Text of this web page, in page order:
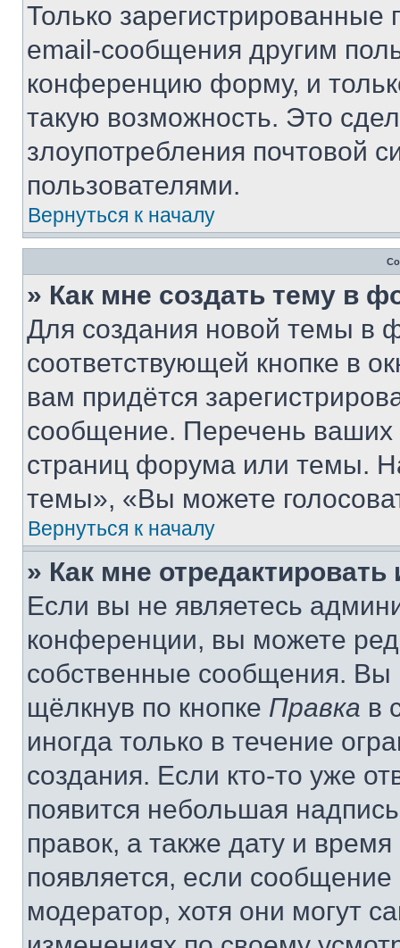
Только зарегистрированные
email-сообщения другим
конференцию форму, и
такую возможность. Это
злоупотребления почтовой
пользователями.
Вернуться к началу
» Как мне создать тему в
Для создания новой темы в
соответствующей кнопке в
вам придётся
сообщение. Перечень ваших
страниц форума или темы.
темы», «Вы можете
Вернуться к началу
» Как мне
Если вы не являетесь
конференции, вы можете
собственные сообщения. Вы
щёлкнув по кнопке Правка в
иногда только в течение
создания. Если кто-то уже
появится небольшая
правок, а также дату и
появляется, если
модератор, хотя они могут